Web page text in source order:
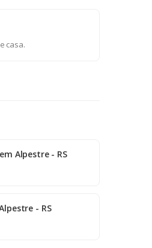
casa.
Alpestre - RS
- RS